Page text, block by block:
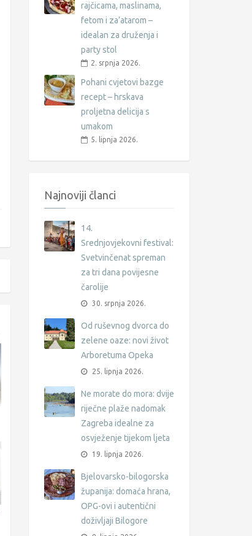
rajčicama, maslinama,
fetom i za’atarom –
idealan za druženja i
party stol
2. srpnja 2026.
Pohani cvjetovi bazge
recept – hrskava
proljetna delicija s
umakom
5. lipnja 2026.
Najnoviji članci
14.
Srednjovjekovni festival:
Svetvinčenat spreman
za tri dana povijesne
čarolije
30. srpnja 2026.
Od ruševnog dvorca do
zelene oaze: novi život
Arboretuma Opeka
25. lipnja 2026.
Ne morate do mora: dvije
riječne plaže nadomak
Zagreba idealne za
osvježenje tijekom ljeta
19. lipnja 2026.
Bjelovarsko-bilogorska
županija: domaća hrana,
OPG-ovi i autentični
doživljaji Bilogore